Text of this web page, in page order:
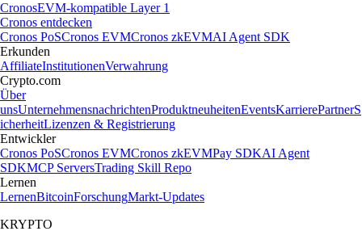
CronosEVM-kompatible Layer 1
Cronos entdecken
Cronos PoSCronos EVMCronos zkEVMAI Agent SDK
Erkunden
AffiliateInstitutionenVerwahrung
Crypto.com
Über
unsUnternehmensnachrichtenProduktneuheitenEventsKarrierePartnerS
icherheitLizenzen & Registrierung
Entwickler
Cronos PoSCronos EVMCronos zkEVMPay SDKAI Agent
SDKMCP ServersTrading Skill Repo
Lernen
LernenBitcoinForschungMarkt-Updates
KRYPTO